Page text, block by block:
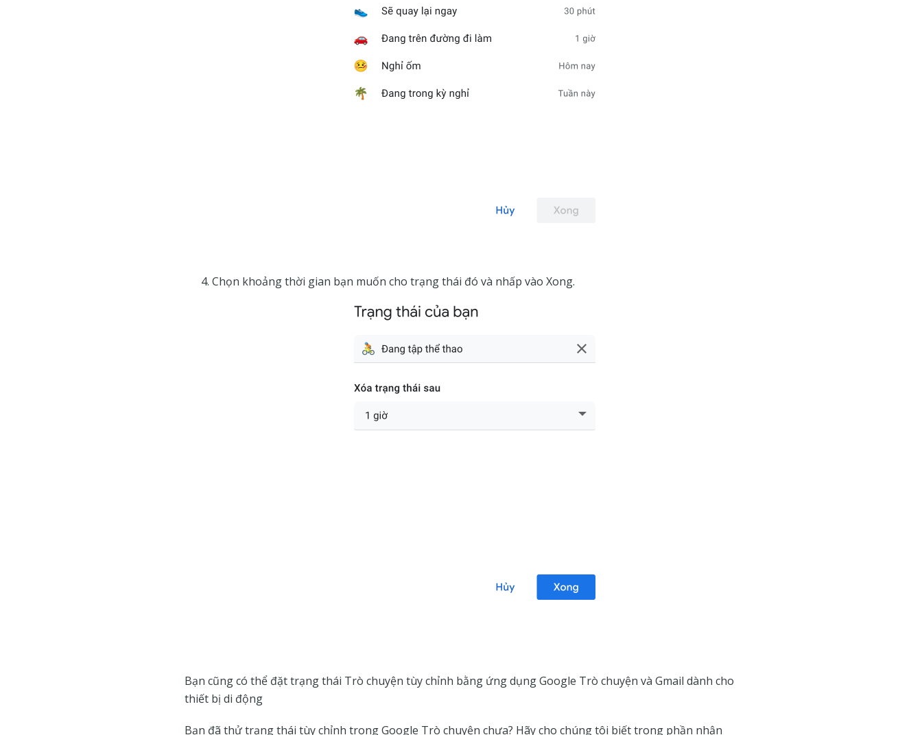
Chọn khoảng thời gian bạn muốn cho trạng thái đó và nhấp vào Xong.
Bạn cũng có thể đặt trạng thái Trò chuyện tùy chỉnh bằng ứng dụng Google Trò chuyện và Gmail dành cho
thiết bị di động
Bạn đã thử trạng thái tùy chỉnh trong Google Trò chuyện chưa? Hãy cho chúng tôi biết trong phần nhận